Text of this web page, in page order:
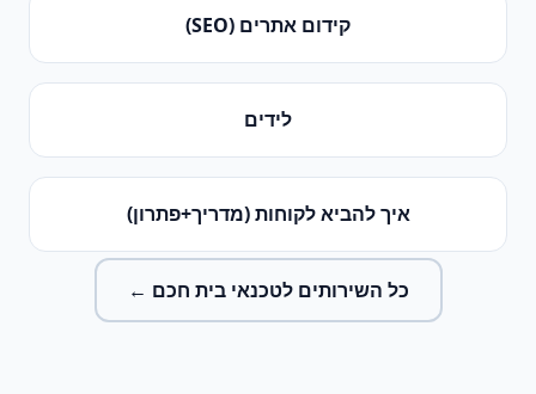
קידום אתרים (SEO)
לידים
איך להביא לקוחות (מדריך+פתרון)
כל השירותים לטכנאי בית חכם ←